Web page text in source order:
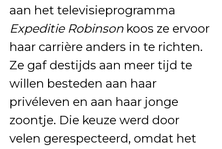
aan het televisieprogramma
Expeditie Robinsonkoos ze ervoor
haar carrière anders in te richten.
Ze gaf destijds aan meer tijd te
willen besteden aan haar
privéleven en aan haar jonge
zoontje. Die keuze werd door
velen gerespecteerd, omdat het